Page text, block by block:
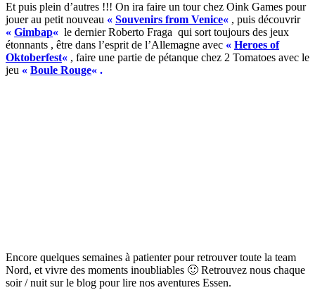
Et puis plein d’autres !!! On ira faire un tour chez Oink Games pour
jouer au petit nouveau « Souvenirs from Venice« , puis découvrir
« Gimbap« le dernier Roberto Fraga qui sort toujours des jeux
étonnants , être dans l’esprit de l’Allemagne avec « Heroes of
Oktoberfest« , faire une partie de pétanque chez 2 Tomatoes avec le
jeu « Boule Rouge« .
Encore quelques semaines à patienter pour retrouver toute la team
Nord, et vivre des moments inoubliables 🙂 Retrouvez nous chaque
soir / nuit sur le blog pour lire nos aventures Essen.